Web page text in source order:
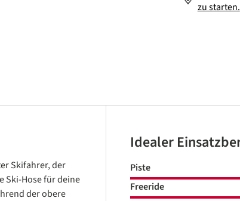
zu starten.
Skifahrer, der
Ski-Hose für deine
der obere
Idealer
Piste
Freeride